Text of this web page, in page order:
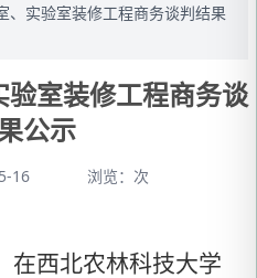
、实验室装修工程商务谈判结果
室装修工程商务谈
公示
16 浏览： 次
在西北农林科技大学